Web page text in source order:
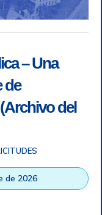
los derechos
– Una
de
del
de 2026